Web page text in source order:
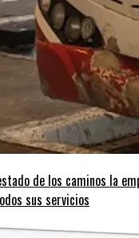
de los caminos la
sus servicios